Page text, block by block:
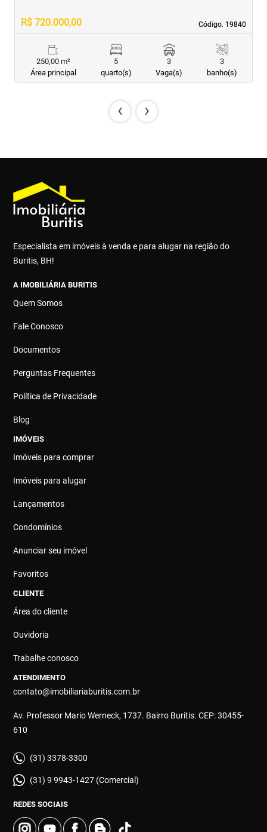
Código. 19840
Código. 19840
R$ 720.000,00
250,00 m²
Área principal
5
quarto(s)
3
Vaga(s)
3
banho(s)
‹ ›
Especialista em imóveis à venda e para alugar na região do
Buritis, BH!
A IMOBILIÁRIA BURITIS
Quem Somos
Fale Conosco
Documentos
Perguntas Frequentes
Política de Privacidade
Blog
IMÓVEIS
Imóveis para comprar
Imóveis para alugar
Lançamentos
Condomínios
Anunciar seu imóvel
Favoritos
CLIENTE
Área do cliente
Ouvidoria
Trabalhe conosco
ATENDIMENTO
contato@imobiliariaburitis.com.br
Av. Professor Mario Werneck, 1737. Bairro Buritis. CEP: 30455-
610
(31) 3378-3300
(31) 9 9943-1427 (Comercial)
REDES SOCIAIS